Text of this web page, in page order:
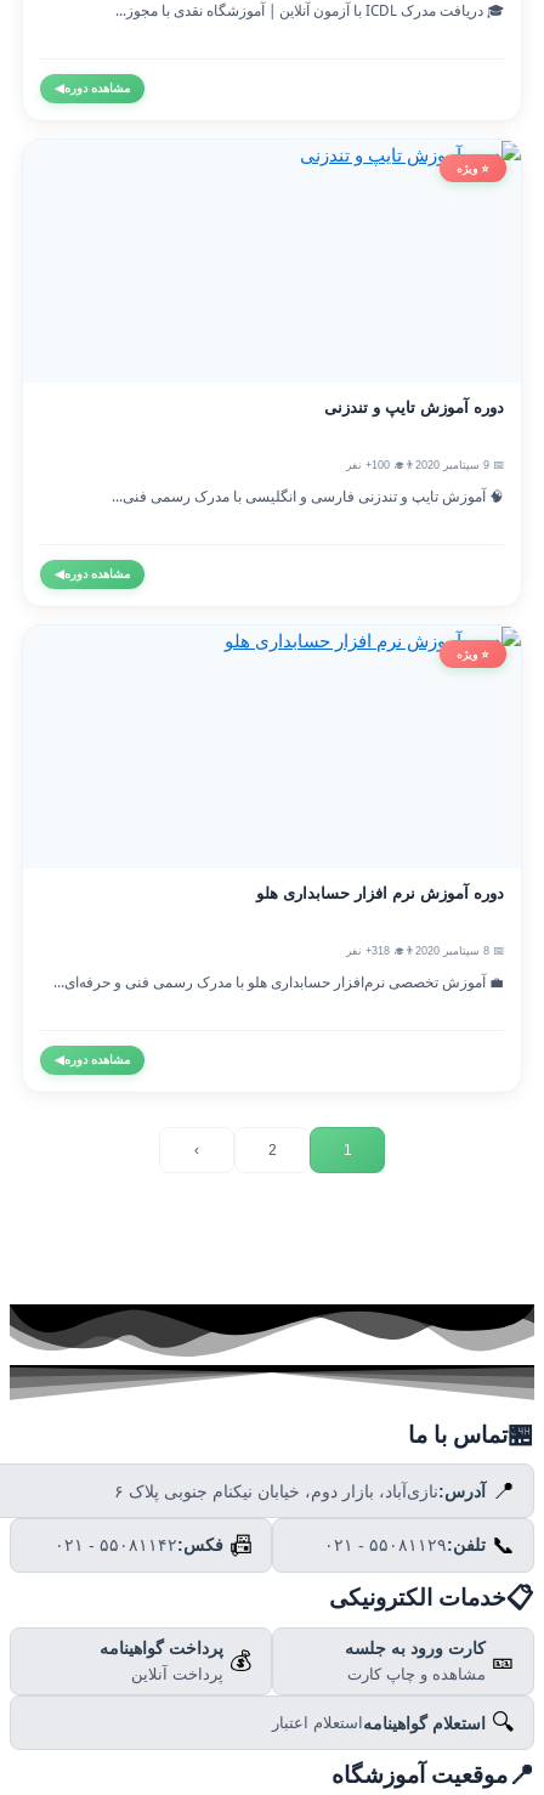
🎓 دریافت مدرک ICDL با آزمون آنلاین | آموزشگاه نقدی با مجوز...
مشاهده دوره◀
⭐ ویژه
دوره آموزش تایپ و تندزنی
👨‍🎓 100+ نفر
🧠 آموزش تایپ و تندزنی فارسی و انگلیسی با مدرک رسمی فنی...
مشاهده دوره◀
⭐ ویژه
دوره آموزش نرم افزار حسابداری هلو
👨‍🎓 318+ نفر
💼 آموزش تخصصی نرم‌افزار حسابداری هلو با مدرک رسمی فنی و حرفه‌ای...
مشاهده دوره◀
تماس با ما
📍 آدرس:نازی‌آباد، بازار دوم، خیابان نیکنام جنوبی پلاک ۶
📞 تلفن:۰۲۱ - ۵۵۰۸۱۱۲۹ 📠 فکس:۰۲۱ - ۵۵۰۸۱۱۴۲
خدمات الکترونیکی
🎫 کارت ورود به جلسه
مشاهده و چاپ کارت
💰 پرداخت گواهینامه
پرداخت آنلاین
🔍 استعلام گواهینامهاستعلام اعتبار
موقعیت آموزشگاه